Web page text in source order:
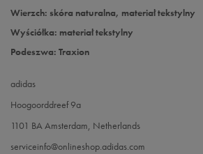
Wierzch: skóra naturalna, materiał tekstylny
Wyściółka: materiał tekstylny
Podeszwa: Traxion
adidas
Hoogoorddreef 9a
1101 BA Amsterdam, Netherlands
serviceinfo@onlineshop.adidas.com